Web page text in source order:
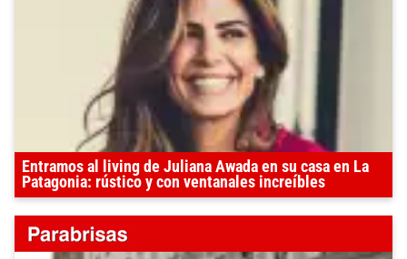
Entramos al living de Juliana Awada en su casa en La
Patagonia: rústico y con ventanales increíbles